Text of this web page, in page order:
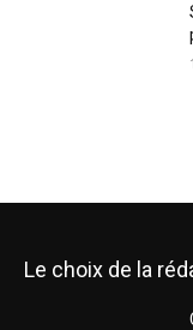
Le choix de la